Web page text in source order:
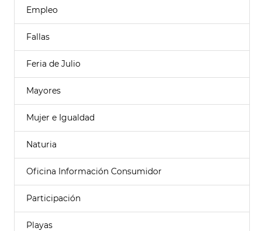
Empleo
Fallas
Feria de Julio
Mayores
Mujer e Igualdad
Naturia
Oficina Información Consumidor
Participación
Playas